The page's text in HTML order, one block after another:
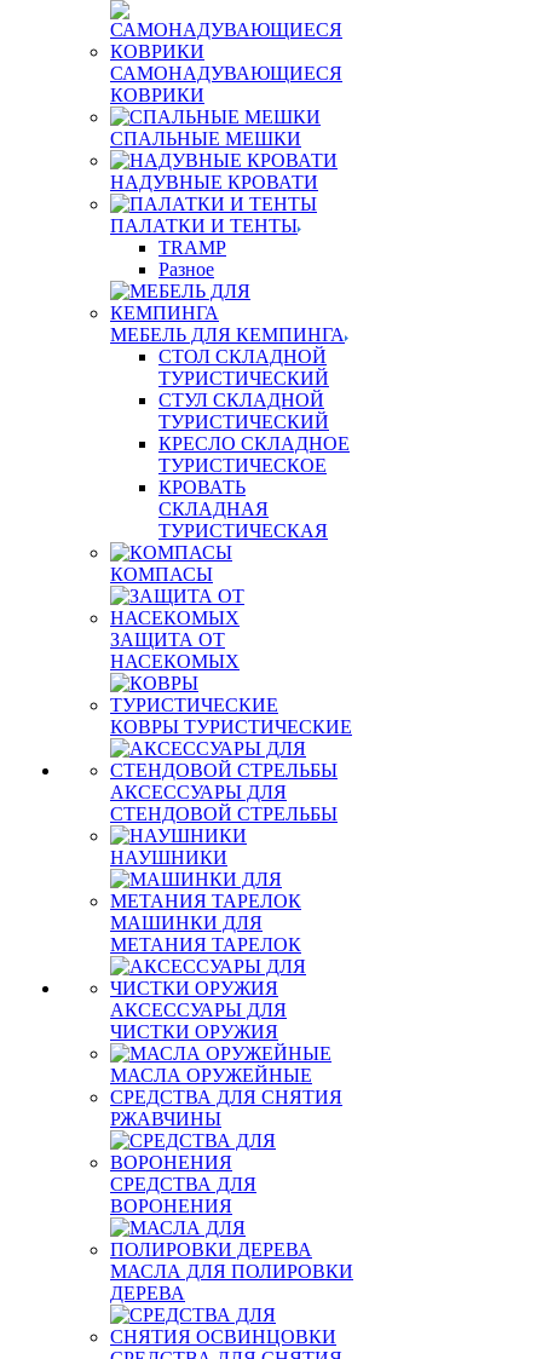
САМОНАДУВАЮЩИЕСЯ
КОВРИКИ
СПАЛЬНЫЕ МЕШКИ
НАДУВНЫЕ КРОВАТИ
ПАЛАТКИ И ТЕНТЫ
TRAMP
Разное
МЕБЕЛЬ ДЛЯ КЕМПИНГА
СТОЛ СКЛАДНОЙ
ТУРИСТИЧЕСКИЙ
СТУЛ СКЛАДНОЙ
ТУРИСТИЧЕСКИЙ
КРЕСЛО СКЛАДНОЕ
ТУРИСТИЧЕСКОЕ
КРОВАТЬ
СКЛАДНАЯ
ТУРИСТИЧЕСКАЯ
КОМПАСЫ
ЗАЩИТА ОТ
НАСЕКОМЫХ
КОВРЫ ТУРИСТИЧЕСКИЕ
АКСЕССУАРЫ ДЛЯ
СТЕНДОВОЙ СТРЕЛЬБЫ
НАУШНИКИ
МАШИНКИ ДЛЯ
МЕТАНИЯ ТАРЕЛОК
АКСЕССУАРЫ ДЛЯ
ЧИСТКИ ОРУЖИЯ
МАСЛА ОРУЖЕЙНЫЕ
СРЕДСТВА ДЛЯ СНЯТИЯ
РЖАВЧИНЫ
СРЕДСТВА ДЛЯ
ВОРОНЕНИЯ
МАСЛА ДЛЯ ПОЛИРОВКИ
ДЕРЕВА